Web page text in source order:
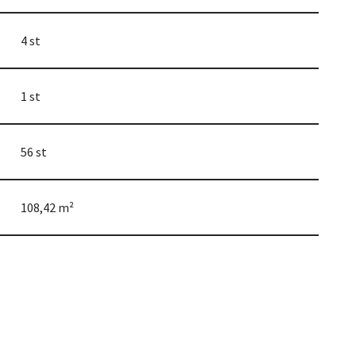
4 st
1 st
56 st
108,42 m²